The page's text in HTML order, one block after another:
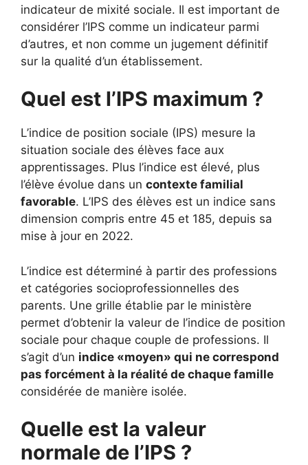
indicateur de mixité sociale. Il est important de
considérer l’IPS comme un indicateur parmi
d’autres, et non comme un jugement définitif
sur la qualité d’un établissement.
Quel est l’IPS maximum ?
L’indice de position sociale (IPS) mesure la
situation sociale des élèves face aux
apprentissages. Plus l’indice est élevé, plus
l’élève évolue dans un contexte familial
favorable. L’IPS des élèves est un indice sans
dimension compris entre 45 et 185, depuis sa
mise à jour en 2022.
L’indice est déterminé à partir des professions
et catégories socioprofessionnelles des
parents. Une grille établie par le ministère
permet d’obtenir la valeur de l’indice de position
sociale pour chaque couple de professions. Il
s’agit d’un indice «moyen» qui ne correspond
pas forcément à la réalité de chaque famille
considérée de manière isolée.
Quelle est la valeur
normale de l’IPS ?